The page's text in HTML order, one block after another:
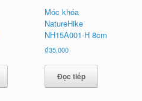
Móc khóa
NatureHike
NH15A001-H 8cm
₫35,000
Đọc tiếp